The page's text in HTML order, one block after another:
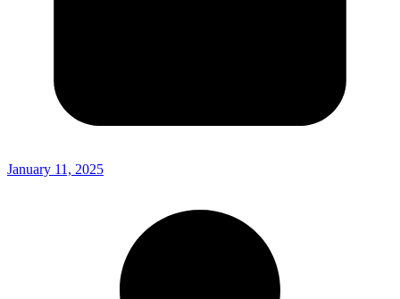
January 11, 2025